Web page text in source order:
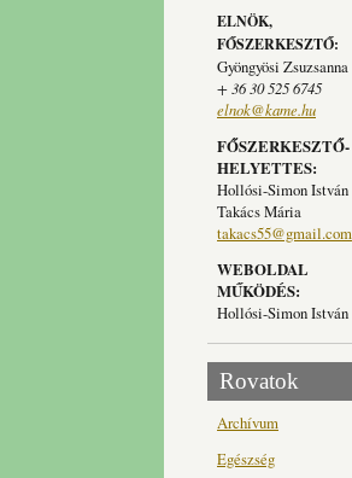
ELNÖK,
FŐSZERKESZTŐ:
Gyöngyösi Zsuzsanna
+ 36 30 525 6745
elnok@kame.hu
FŐSZERKESZTŐ-
HELYETTES:
Hollósi-Simon István
Takács Mária
takacs55@gmail.com
WEBOLDAL
MŰKÖDÉS:
Hollósi-Simon István
Rovatok
Archívum
Egészség